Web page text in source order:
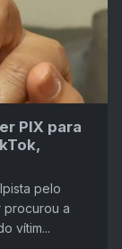
PIX para
pelo
procurou a
vítim...